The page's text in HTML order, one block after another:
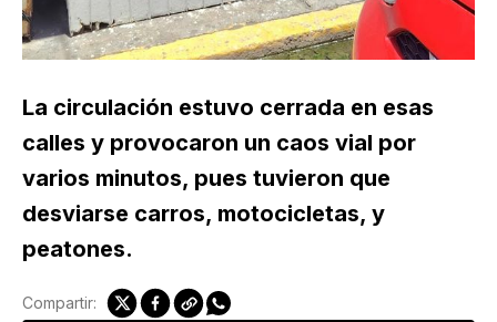
La circulación estuvo cerrada en esas
calles y provocaron un caos vial por
varios minutos, pues tuvieron que
desviarse carros, motocicletas, y
peatones.
Compartir: